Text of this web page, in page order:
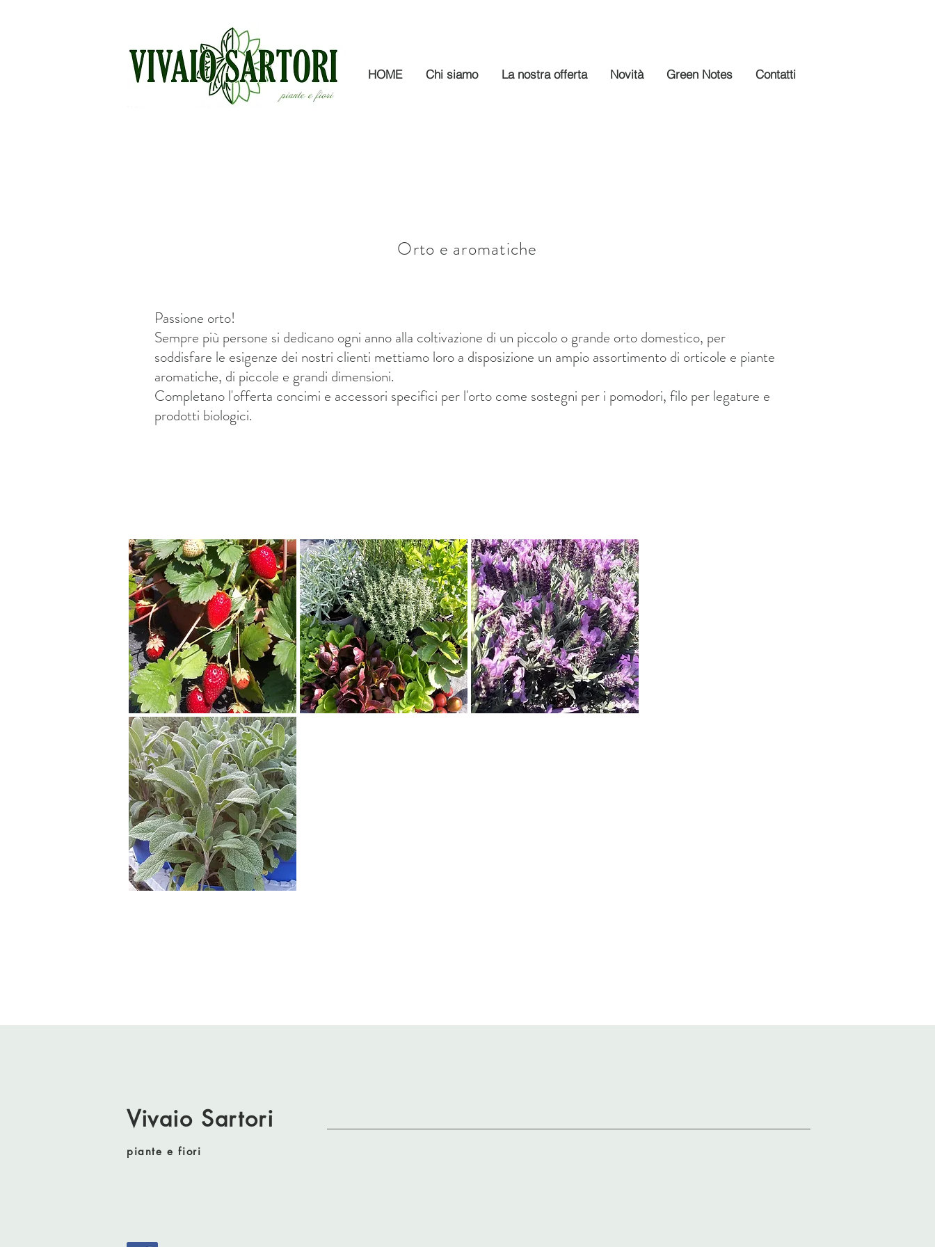
HOME Chi siamo La nostra offerta Novità Green Notes Contatti
Orto e aromatiche
Passione orto!
Sempre più persone si dedicano ogni anno alla coltivazione di un piccolo o grande orto domestico, per
soddisfare le esigenze dei nostri clienti mettiamo loro a disposizione un ampio assortimento di orticole e piante
aromatiche, di piccole e grandi dimensioni.
Completano l'offerta concimi e accessori specifici per l'orto come sostegni per i pomodori, filo per legature e
prodotti biologici.
Vivaio Sartori
piante e fiori